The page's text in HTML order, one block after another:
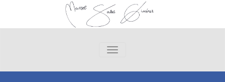
CAMBIAR NAVEGACIÓN